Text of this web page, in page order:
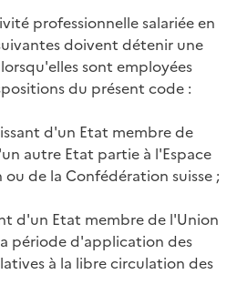
professionnelle salariée en
doivent détenir une
sont employées
du présent code :
d'un Etat membre de
autre Etat partie à l'Espace
de la Confédération suisse ;
d'un Etat membre de l'Union
période d'application des
à la libre circulation des